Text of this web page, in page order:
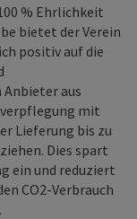
% Ehrlichkeit
bietet der Verein
positiv auf die
aus
mit
Lieferung bis zu
Dies spart
ein und reduziert
CO2-Verbrauch